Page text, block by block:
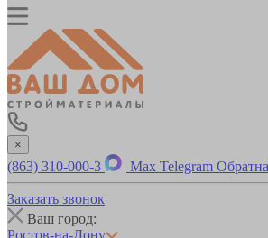
×
(863) 310-000-3 Max Telegram
Заказать звонок
Ваш город:
Ростов-на-Дону